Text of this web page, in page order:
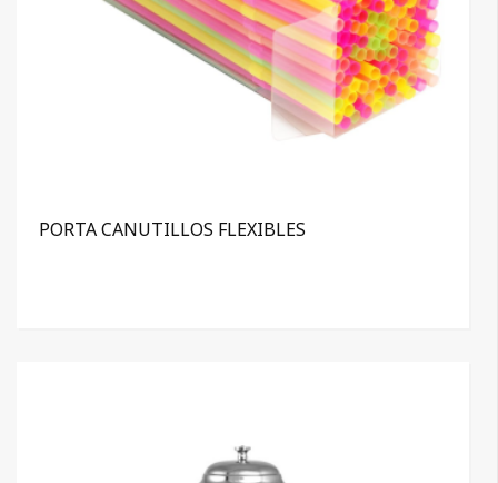
PORTA CANUTILLOS FLEXIBLES